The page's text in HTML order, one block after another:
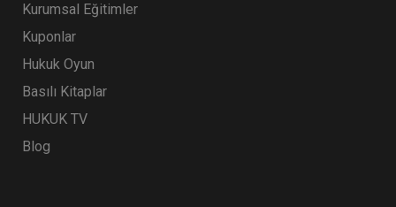
Kurumsal Eğitimler
Kuponlar
Hukuk Oyun
Basılı Kitaplar
HUKUK TV
Blog